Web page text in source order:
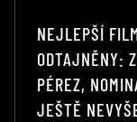
NEJLEPŠÍ
ODTAJNĚNY:
PÉREZ,
JEŠTĚ